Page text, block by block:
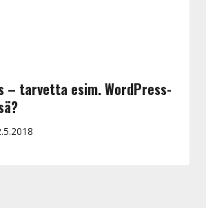
– tarvetta esim. WordPress-